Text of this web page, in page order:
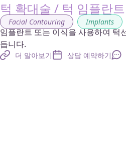
턱 확대술 / 턱 임플란트
Facial Contouring , Implants
임플란트 또는 이식을 사용하여 턱
듭니다.
더 알아보기 상담 예약하기